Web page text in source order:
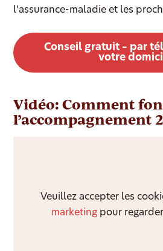
l’assurance-maladie et les
Conseil gratuit – par
votre
Vidéo: Comment
l’accompagnement
Veuillez accepter les
marketingpour